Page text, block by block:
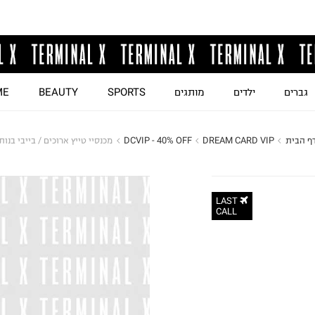
גברים ילדים מותגים SPORTS
BEAUTY
הבית DREAM CARD VIP
DCVIP - 40% OFF מכנסיי טייץ ארוכים / בייבי בנות
LAST
CALL